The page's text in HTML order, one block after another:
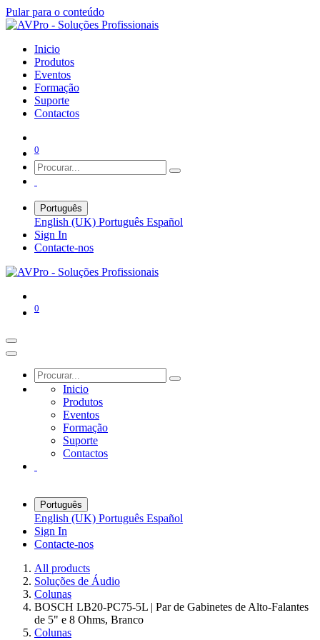
Pular para o conteúdo
Inicio
Produtos
Eventos
Formação
Suporte
Contactos
0
Português
English (UK) Português Español
Sign In
Contacte-nos
0
Inicio
Produtos
Eventos
Formação
Suporte
Contactos
Português
English (UK) Português Español
Sign In
Contacte-nos
All products
Soluções de Áudio
Colunas
BOSCH LB20-PC75-5L | Par de Gabinetes de Alto-Falantes
de 5" e 8 Ohms, Branco
Colunas